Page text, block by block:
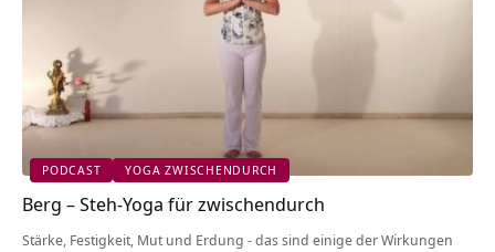
PODCAST YOGA ZWISCHENDURCH
Berg – Steh-Yoga für zwischendurch
Stärke, Festigkeit, Mut und Erdung - das sind einige der Wirkungen